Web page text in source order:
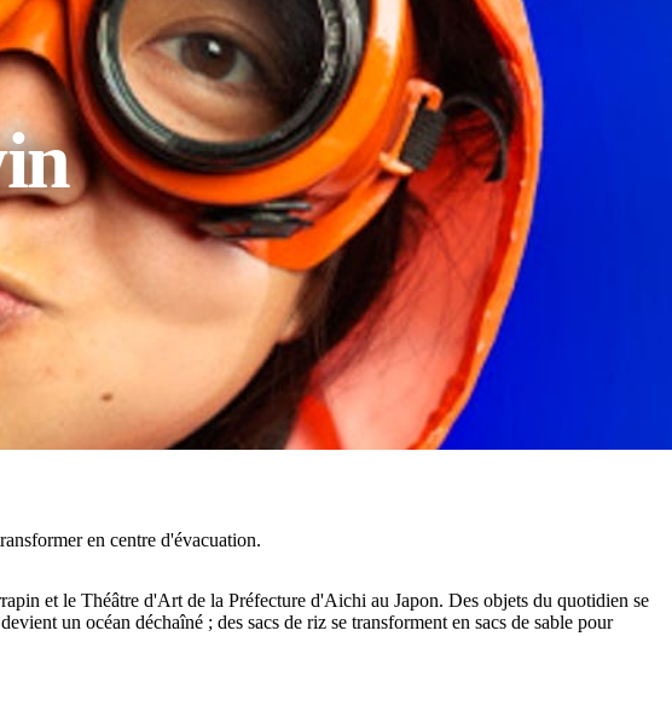
en centre d'évacuation.
et le Théâtre d'Art de la Préfecture d'Aichi au Japon. Des objets du quotidien se
un océan déchaîné ; des sacs de riz se transforment en sacs de sable pour